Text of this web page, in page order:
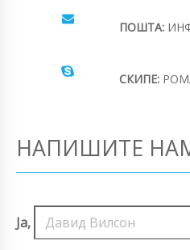
ПОШТА:
СКИПЕ:
НАПИШИТЕ
Ја,